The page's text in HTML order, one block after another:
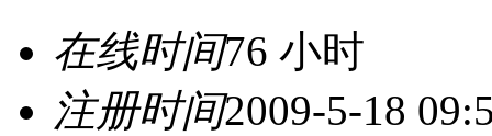
在线时间76 小时
注册时间2009-5-18